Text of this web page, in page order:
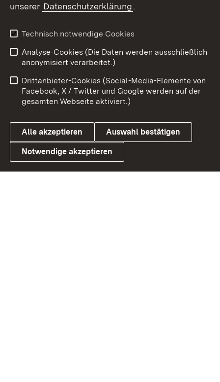
X / Twitter
Youtube
Link zum Landesportal
Benutzungshinweise
Barrierefreiheit
Datenschutz
Cookies
unserer Datenschutzerklärung.
Technisch notwendige Cookies
Analyse-Cookies (Die Daten werden ausschließlich
anonymisiert verarbeitet.)
Drittanbieter-Cookies (Social-Media-Elemente von
Facebook, X / Twitter und Google werden auf der
gesamten Webseite aktiviert.)
Alle akzeptieren Auswahl bestätigen
Notwendige akzeptieren